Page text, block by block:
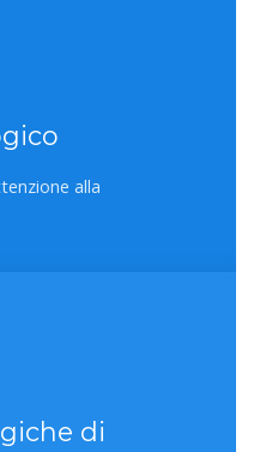
alla
di